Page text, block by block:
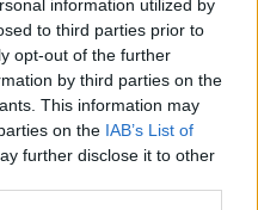
information utilized by
to third parties prior to
opt-out of the further
by third parties on the
This information may
on the IAB’s List of
further disclose it to other
ο Αστέρας
του Άκη